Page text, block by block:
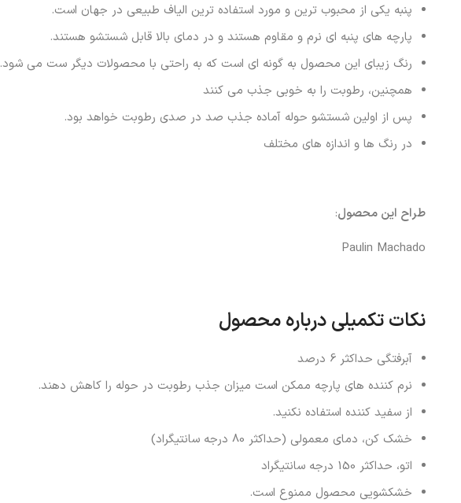
پنبه یکی از محبوب ترین و مورد استفاده ترین الیاف طبیعی در جهان است.
پارچه های پنبه ای نرم و مقاوم هستند و در دمای بالا قابل شستشو هستند.
رنگ زیبای این محصول به گونه ای است که به راحتی با محصولات دیگر ست می شود.
همچنین، رطوبت را به خوبی جذب می کنند
پس از اولین شستشو حوله آماده جذب صد در صدی رطوبت خواهد بود.
در رنگ ها و اندازه های مختلف
طراح این محصول:
Paulin Machado
نکات تکمیلی درباره محصول
آبرفتگی حداکثر 6 درصد
نرم کننده های پارچه ممکن است میزان جذب رطوبت در حوله را کاهش دهند.
از سفید کننده استفاده نکنید.
خشک کن، دمای معمولی (حداکثر 80 درجه سانتیگراد)
اتو، حداکثر 150 درجه سانتیگراد
خشکشویی محصول ممنوع است.